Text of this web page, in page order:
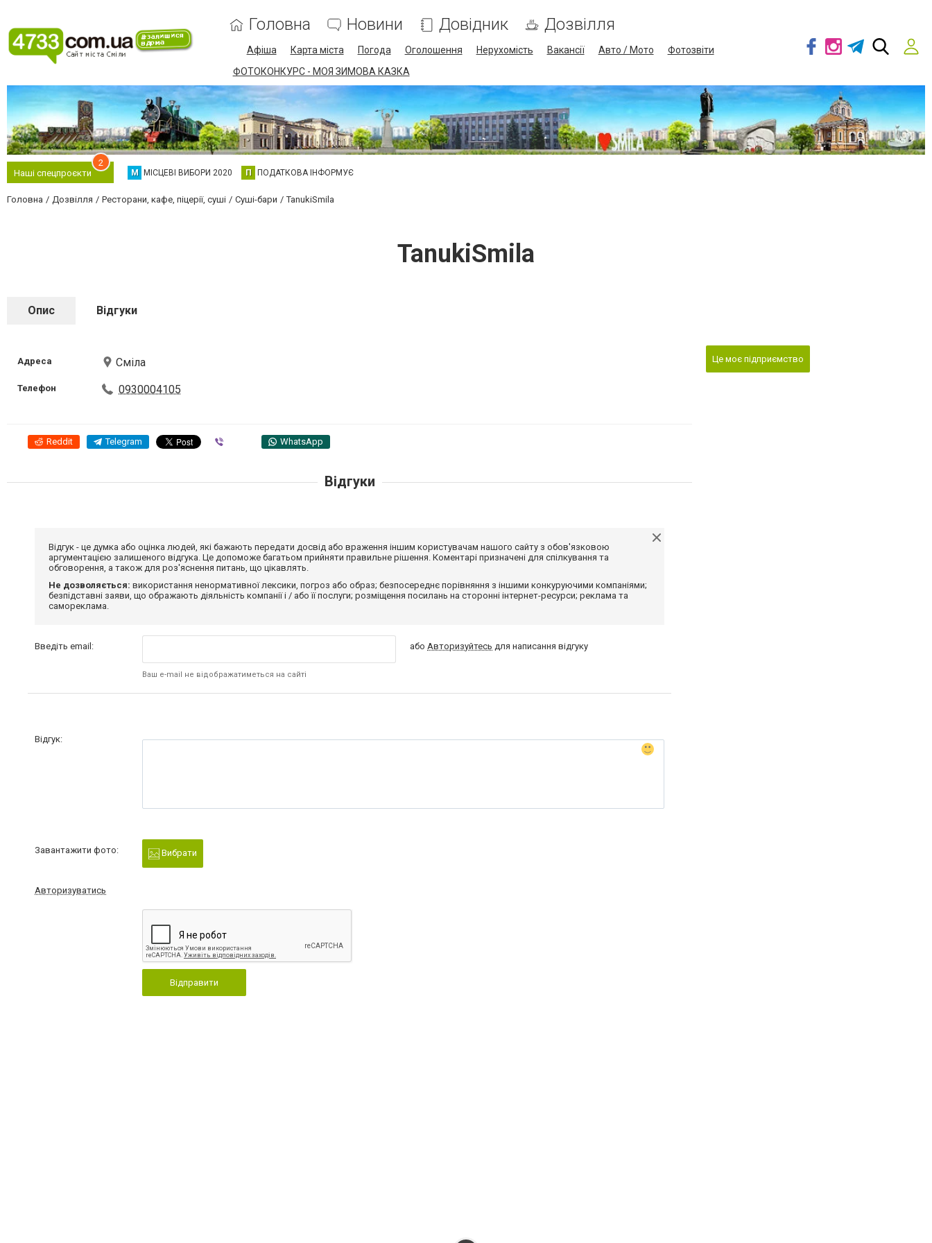
Головна Новини Довідник Дозвілля
Афіша Карта міста Погода Оголошення Нерухомість Вакансії Авто / Мото
Фотозвіти
ФОТОКОНКУРС - МОЯ ЗИМОВА КАЗКА
Наші спецпроєкти
2
М МІСЦЕВІ ВИБОРИ 2020 П ПОДАТКОВА ІНФОРМУЄ
Головна Дозвілля Ресторани, кафе, піцерії, суші Суші-бари TanukiSmila
TanukiSmila
Опис Відгуки
Адреса Сміла
Телефон 0930004105
Reddit Telegram WhatsApp
Це моє підприємство
Відгуки
Відгук - це думка або оцінка людей, які бажають передати досвід або враження іншим користувачам нашого сайту з обов'язковою
аргументацією залишеного відгука. Це допоможе багатьом прийняти правильне рішення. Коментарі призначені для спілкування та
обговорення, а також для роз'яснення питань, що цікавлять.
Не дозволяється: використання ненормативної лексики, погроз або образ; безпосереднє порівняння з іншими конкуруючими компаніями;
безпідставні заяви, що ображають діяльність компанії і / або її послуги; розміщення посилань на сторонні інтернет-ресурси; реклама та
самореклама.
Введіть email:
Ваш e-mail не відображатиметься на сайті
абоАвторизуйтесь для написання відгуку
Відгук:
Завантажити фото: Вибрати
Авторизуватись
Відправити